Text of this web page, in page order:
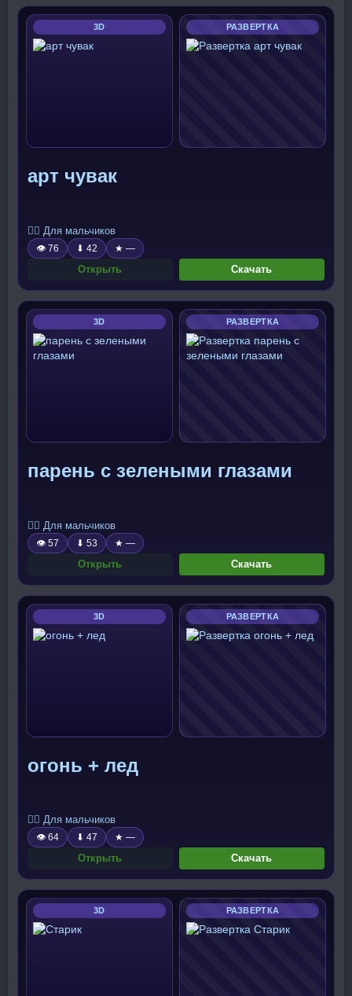
3D РАЗВЕРТКА
арт чувак
🧍‍♂️ Для мальчиков
👁 76 ⬇ 42 ★ —
Открыть Скачать
3D РАЗВЕРТКА
парень с зелеными глазами
🧍‍♂️ Для мальчиков
👁 57 ⬇ 53 ★ —
Открыть Скачать
3D РАЗВЕРТКА
огонь + лед
🧍‍♂️ Для мальчиков
👁 64 ⬇ 47 ★ —
Открыть Скачать
3D РАЗВЕРТКА